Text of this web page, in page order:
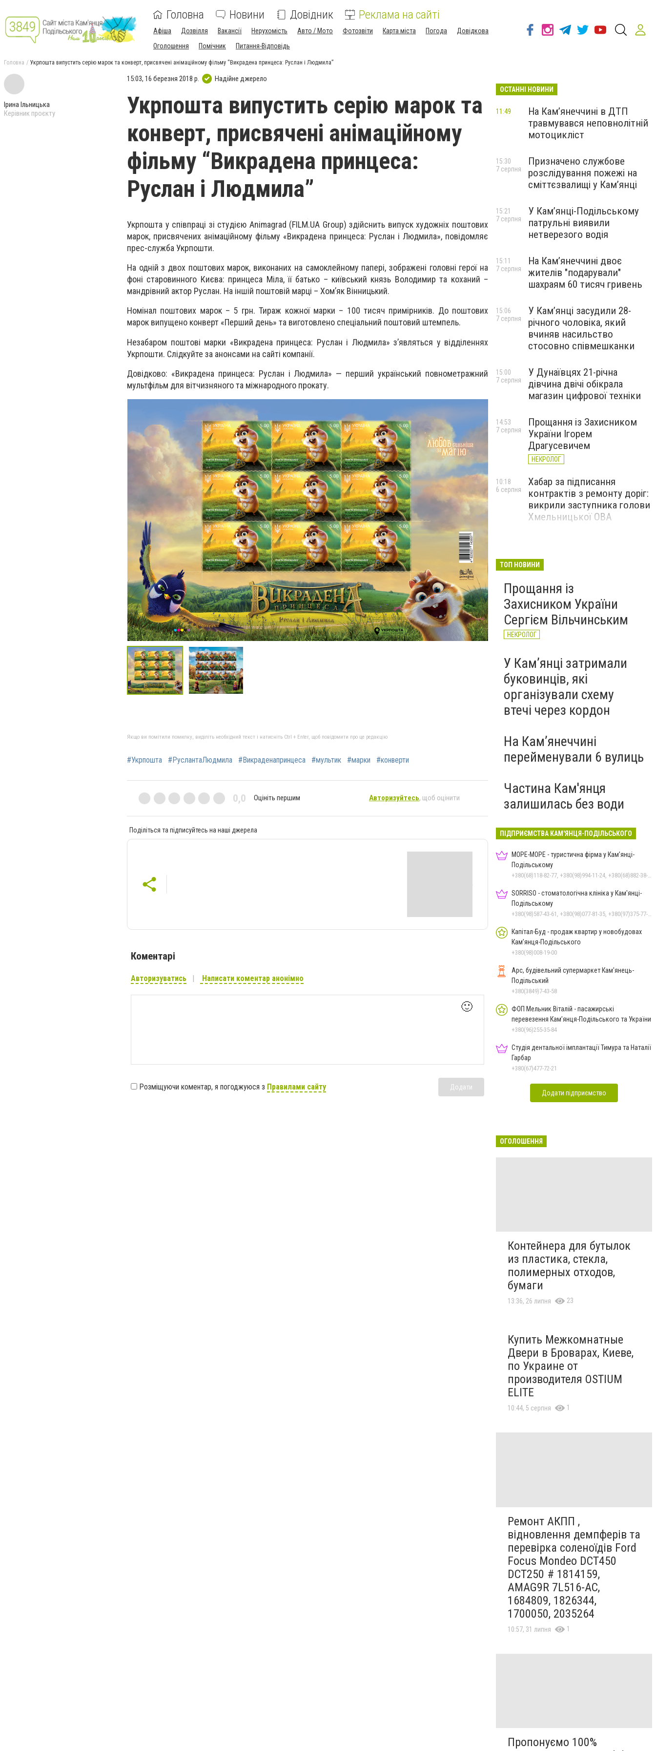
Головна Новини Довідник Реклама на сайті
Афіша Дозвілля Вакансії Нерухомість Авто / Мото Фотозвіти Карта міста Погода
Довідкова
Оголошення
Помічник Питання-Відповідь
Головна Укрпошта випустить серію марок та конверт, присвячені анімаційному фільму “Викрадена принцеса: Руслан і Людмила”
Ірина Ільницька
Керівник проєкту
15:03, 16 березня 2018 р. Надійне джерело
Укрпошта випустить серію марок та
конверт, присвячені анімаційному
фільму “Викрадена принцеса:
Руслан і Людмила”
Укрпошта у співпраці зі студією Animagrad (FILM.UA Group) здійснить випуск художніх поштових
марок, присвячених анімаційному фільму «Викрадена принцеса: Руслан і Людмила», повідомляє
прес-служба Укрпошти.
На одній з двох поштових марок, виконаних на самоклейному папері, зображені головні герої на
фоні старовинного Києва: принцеса Міла, її батько – київський князь Володимир та коханий –
мандрівний актор Руслан. На іншій поштовій марці – Хом’як Вінницький.
Номінал поштових марок – 5 грн. Тираж кожної марки – 100 тисяч примірників. До поштових
марок випущено конверт «Перший день» та виготовлено спеціальний поштовий штемпель.
Незабаром поштові марки «Викрадена принцеса: Руслан і Людмила» з’являться у відділеннях
Укрпошти. Слідкуйте за анонсами на сайті компанії.
Довідково: «Викрадена принцеса: Руслан і Людмила» — перший український повнометражний
мультфільм для вітчизняного та міжнародного прокату.
Якщо ви помітили помилку, виділіть необхідний текст і натисніть Ctrl + Enter, щоб повідомити про це редакцію
#Укрпошта #РуслантаЛюдмила #Викраденапринцеса #мультик #марки #конверти
0,0 Оцініть першим Авторизуйтесь, щоб оцінити
Поділіться та підписуйтесь на наші джерела
Коментарі
Авторизуватись Написати коментар анонімно
🙂
Розміщуючи коментар, я погоджуюся з Правилами сайту Додати
ОСТАННІ НОВИНИ
На Кам’янеччині в ДТП
травмувався неповнолітній
мотоцикліст
11:49
Призначено службове
розслідування пожежі на
сміттєзвалищі у Кам’янці
15:30
7 серпня
У Кам’янці-Подільському
патрульні виявили
нетверезого водія
15:21
7 серпня
На Камʼянеччині двоє
жителів "подарували"
шахраям 60 тисяч гривень
15:11
7 серпня
У Камʼянці засудили 28-
річного чоловіка, який
вчиняв насильство
стосовно співмешканки
15:06
7 серпня
У Дунаївцях 21-річна
дівчина двічі обікрала
магазин цифрової техніки
15:00
7 серпня
Прощання із Захисником
України Ігорем
Драгусевичем
НЕКРОЛОГ
14:53
7 серпня
Хабар за підписання
контрактів з ремонту доріг:
викрили заступника голови
Хмельницької ОВА
10:18
6 серпня
ТОП НОВИНИ
Прощання із
Захисником України
Сергієм Вільчинським
НЕКРОЛОГ
У Кам’янці затримали
буковинців, які
організували схему
втечі через кордон
На Камʼянеччині
перейменували 6 вулиць
Частина Кам'янця
залишилась без води
ПІДПРИЄМСТВА КАМ'ЯНЦЯ-ПОДІЛЬСЬКОГО
МОРЕ-МОРЕ - туристична фірма у Кам’янці-
Подільському
+380(68)118-82-77, +380(98)994-11-24, +380(68)882-38-28
SORRISO - стоматологічна клініка у Кам'янці-
Подільському
+380(98)587-43-61, +380(98)077-81-35, +380(97)375-77-72, +380(97)982-31-07
Капітал-Буд - продаж квартир у новобудовах
Кам’янця-Подільського
+380(98)008-19-00
Арс, будівельний супермаркет Кам'янець-
Подільський
+380(3849)7-43-58
ФОП Мельник Віталій - пасажирські
перевезення Кам’янця-Подільського та України
+380(96)255-35-84
Студія дентальної імплантації Тимура та Наталії
Гарбар
+380(67)477-72-21
Додати підприємство
ОГОЛОШЕННЯ
Контейнера для бутылок
из пластика, стекла,
полимерных отходов,
бумаги
13:36, 26 липня 23
Купить Межкомнатные
Двери в Броварах, Киеве,
по Украине от
производителя OSTIUM
ELITE
10:44, 5 серпня 1
Ремонт АКПП ,
відновлення демпферів та
перевірка соленоїдів Ford
Focus Mondeo DCT450
DCT250 # 1814159,
AMAG9R 7L516-AC,
1684809, 1826344,
1700050, 2035264
10:57, 31 липня 1
Пропонуємо 100%